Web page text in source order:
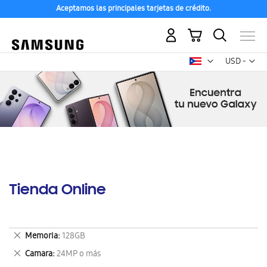
Aceptamos las principales tarjetas de crédito.
USD -
dólar
Mi carrito
Tienda Online
Memoria 128GB
Eliminar
este
artículo
Camara 24MP o más
Eliminar